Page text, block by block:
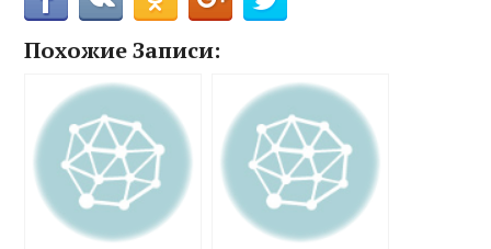
Похожие Записи: